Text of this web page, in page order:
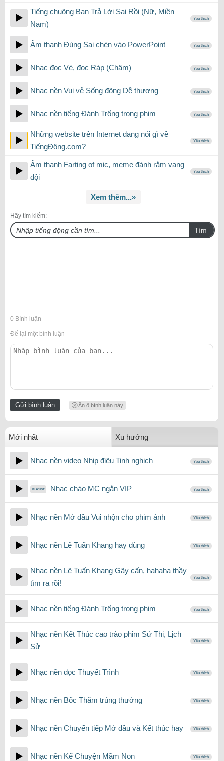
Tiếng chuông Bạn Trả Lời Sai Rồi (Nữ, Miền
Nam)
Yêu thích
Âm thanh Đúng Sai chèn vào PowerPoint Yêu thích
Nhạc đọc Vè, đọc Ráp (Chậm) Yêu thích
Nhạc nền Vui vẻ Sống động Dễ thương Yêu thích
Nhạc nền tiếng Đánh Trống trong phim Yêu thích
Những website trên Internet đang nói gì về
TiếngĐộng.com?
Yêu thích
Âm thanh Farting of mic, meme đánh rắm vang
dội
Yêu thích
Xem thêm...»
Hãy tìm kiếm:
Tìm
0 Bình luận
Để lại một bình luận
Ẩn ô bình luận này
Mới nhất Xu hướng
Nhạc nền video Nhịp điệu Tinh nghịch Yêu thích
Nhạc chào MC ngắn VIP Yêu thích
Nhạc nền Mở đầu Vui nhộn cho phim ảnh Yêu thích
Nhạc nền Lê Tuấn Khang hay dùng Yêu thích
Nhạc nền Lê Tuấn Khang Gây cấn, hahaha thầy
tìm ra rồi!
Yêu thích
Nhạc nền tiếng Đánh Trống trong phim Yêu thích
Nhạc nền Kết Thúc cao trào phim Sử Thi, Lịch
Sử
Yêu thích
Nhạc nền đọc Thuyết Trình Yêu thích
Nhạc nền Bốc Thăm trúng thưởng Yêu thích
Nhạc nền Chuyển tiếp Mở đầu và Kết thúc hay Yêu thích
Nhạc nền Kể Chuyện Mầm Non Yêu thích